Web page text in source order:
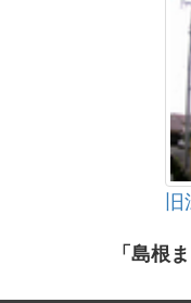
旧
「島根